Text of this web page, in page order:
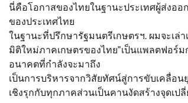
นี่คือโอกาสของไทยในฐานะประเทศผู้ส่งอ
ของประเทศไทย
ในฐานะที่ปรึกษารัฐมนตรีเกษตรฯ. ผมจะเล่า
มิติใหม่ภาคเกษตรของไทย”เป็นแพลตฟอร์
อนาคตที่กำลังจะมาถึง
เป็นการบริหารจากวิสัยทัศน์สู่การขับเคลื่อ
เชิงรุกกับทุกภาคส่วนเป็นคานงัดสร้างจุดเ